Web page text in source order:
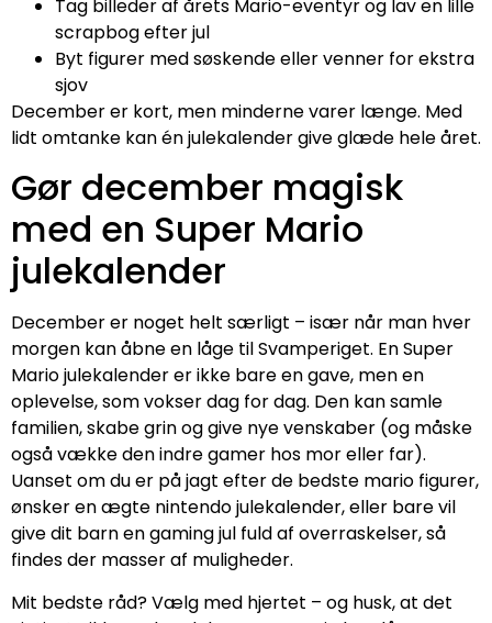
Tag billeder af årets Mario-eventyr og lav en lille
scrapbog efter jul
Byt figurer med søskende eller venner for ekstra
sjov
December er kort, men minderne varer længe. Med
lidt omtanke kan én julekalender give glæde hele året.
Gør december magisk
med en Super Mario
julekalender
December er noget helt særligt – især når man hver
morgen kan åbne en låge til Svamperiget. En Super
Mario julekalender er ikke bare en gave, men en
oplevelse, som vokser dag for dag. Den kan samle
familien, skabe grin og give nye venskaber (og måske
også vække den indre gamer hos mor eller far).
Uanset om du er på jagt efter de bedste mario figurer,
ønsker en ægte nintendo julekalender, eller bare vil
give dit barn en gaming jul fuld af overraskelser, så
findes der masser af muligheder.
Mit bedste råd? Vælg med hjertet – og husk, at det